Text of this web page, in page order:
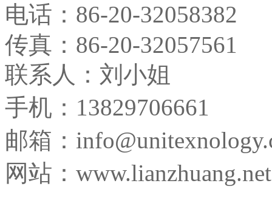
电话： 86-20-32058382
传真： 86-20-32057561
联系人：刘小姐
手机：13829706661
邮箱：
网站：www.lianzhuang.net